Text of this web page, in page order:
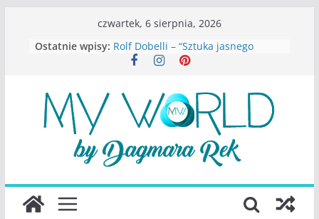
czwartek, 6 sierpnia, 2026
Ostatnie wpisy: Rolf Dobelli – “Sztuka jasnego
myślenia”
Konstancina. Sekrety seksbiznesu”
Katarzyna Lewandowicz – Zanim
straciliśmy siebie
Judith Joseph – “Wysoko
funkcjonująca depresja”
S.Wynn-Williams – “Bezwzględni. O
największego portalu